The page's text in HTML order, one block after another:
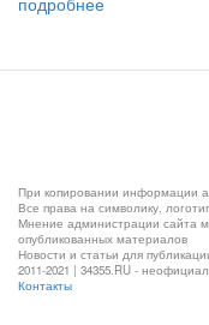
При копировании информации
Все права на символику,
Мнение администрации сайта
опубликованных материалов
Новости и статьи для
2011-2021 | 34355.RU -
Контакты